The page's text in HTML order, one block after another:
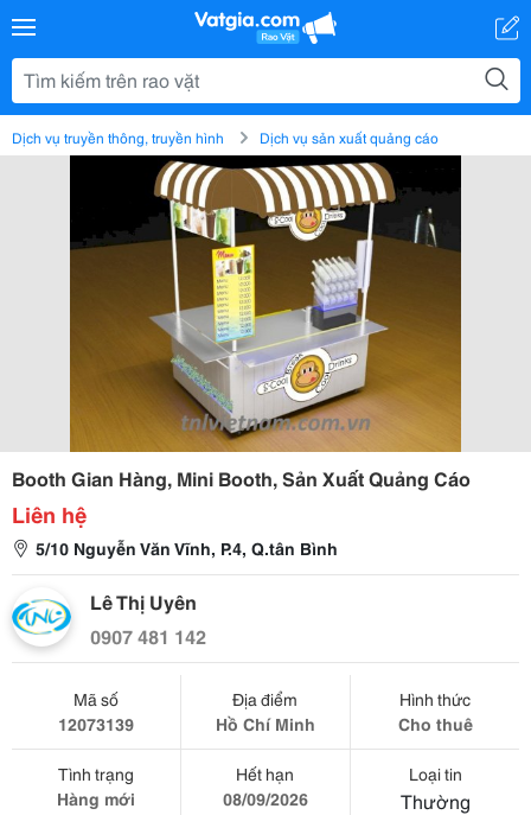
Dịch vụ truyền thông, truyền hình Dịch vụ sản xuất quảng cáo
Booth Gian Hàng, Mini Booth, Sản Xuất Quảng Cáo
Liên hệ
5/10 Nguyễn Văn Vĩnh, P.4, Q.tân Bình
Lê Thị Uyên
0907 481 142
Mã số
12073139
Địa điểm
Hồ Chí Minh
Hình thức
Cho thuê
Tình trạng
Hàng mới
Hết hạn
08/09/2026
Loại tin
Thường